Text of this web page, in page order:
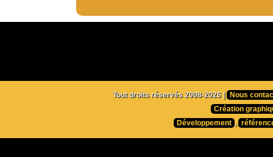
Tout droits réservés 2008-2026 |
Nous
Création
Développement ,